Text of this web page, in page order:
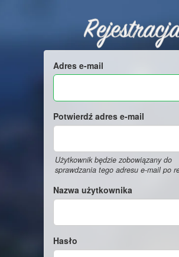
Adres e-mail
Potwierdź adres e-mail
Użytkownik będzie zobowiązany do
sprawdzania tego adresu e-mail po
Nazwa użytkownika
Hasło